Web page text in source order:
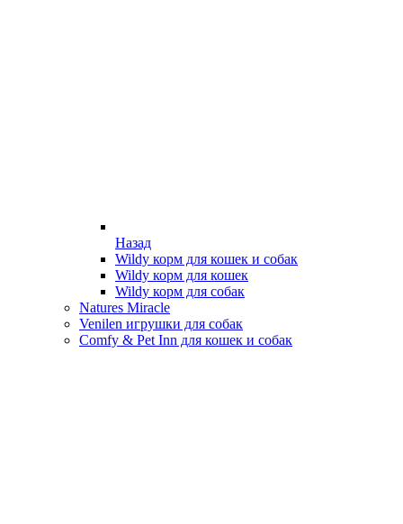
Назад
Wildy корм для кошек и собак
Wildy корм для кошек
Wildy корм для собак
Natures Miracle
Venilen игрушки для собак
Comfy & Pet Inn для кошек и собак